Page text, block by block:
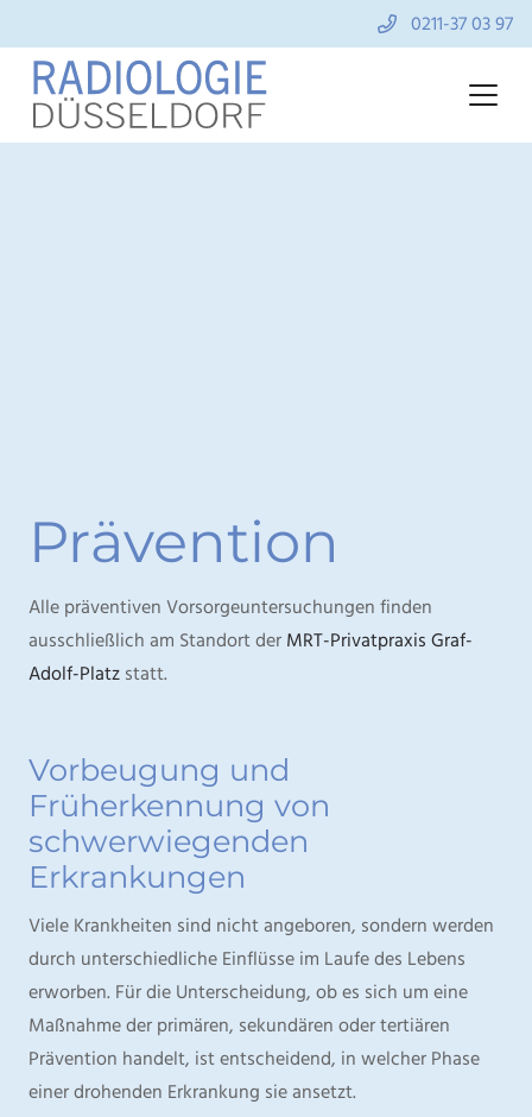
0211-37 03 97
Prävention
Alle präventiven Vorsorgeuntersuchungen finden
ausschließlich am Standort derMRT-Privatpraxis Graf-
Adolf-Platzstatt.
Vorbeugung und
Früherkennung von
schwerwiegenden
Erkrankungen
Viele Krankheiten sind nicht angeboren, sondern werden
durch unterschiedliche Einflüsse im Laufe des Lebens
erworben. Für die Unterscheidung, ob es sich um eine
Maßnahme der primären, sekundären oder tertiären
Prävention handelt, ist entscheidend, in welcher Phase
einer drohenden Erkrankung sie ansetzt.